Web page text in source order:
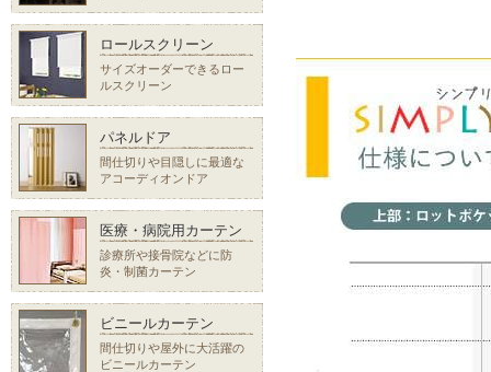
ロールスクリーン
サイズオーダーできるロー
ルスクリーン
パネルドア
間仕切りや目隠しに最適な
アコーディオンドア
医療・病院用カーテン
診療所や接骨院などに防
炎・制菌カーテン
ビニールカーテン
間仕切りや屋外に大活躍の
ビニールカーテン